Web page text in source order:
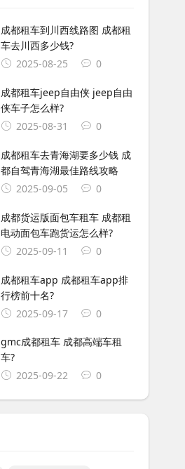
成都租车到川西线路图 成都租
车去川西多少钱?
2025-08-25
0
成都租车jeep自由侠 jeep自由
侠车子怎么样?
2025-08-31
0
成都租车去青海湖要多少钱 成
都自驾青海湖最佳路线攻略
2025-09-05
0
成都货运版面包车租车 成都租
电动面包车跑货运怎么样?
2025-09-11
0
成都租车app 成都租车app排
行榜前十名?
2025-09-17
0
gmc成都租车 成都高端车租
车?
2025-09-22
0